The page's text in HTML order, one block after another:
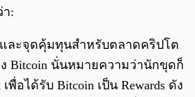
า:
ละจุดคุ้มทุนสำหรับตลาดคริปโต
Bitcoin นั่นหมายความว่านักขุดก็
พื่อได้รับ Bitcoin เป็น Rewards ดัง